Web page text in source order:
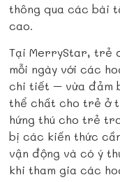
thông qua các bài
cao.
Tại MerryStar, trẻ
mỗi ngày với các
chi tiết – vừa đảm
thể chất cho trẻ ở
hứng thú cho trẻ
bị các kiến thức
vận động và có ý
khi tham gia các